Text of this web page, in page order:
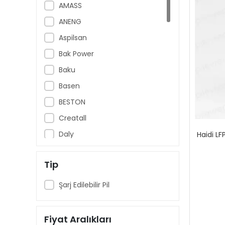
AMASS
ANENG
Aspilsan
Bak Power
Baku
Basen
BESTON
Creatall
Daly
Efest
Fnirsi
Tip
Şarj Edilebilir Pil
Fiyat Aralıkları
Haidi